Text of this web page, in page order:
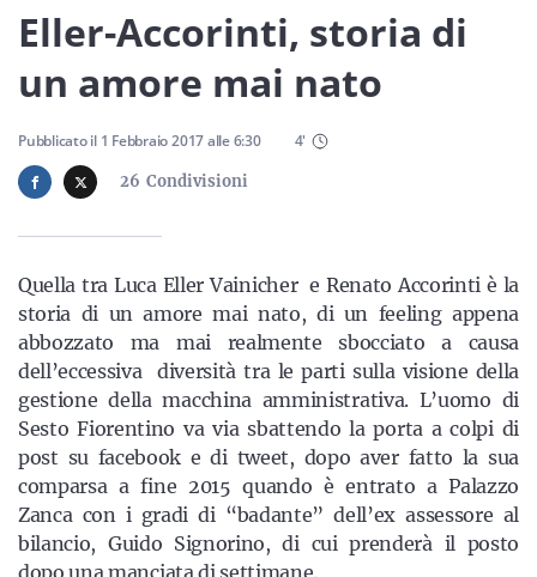
Economia
Sport
Servizi
Resta sempre aggiornato con le ultime news, iscriviti alla
nostra newsletter
Iscriviti
Eller-Accorinti, storia di
un amore mai nato
26 Condivisioni
Pubblicato il 1 Febbraio 2017alle6:30 4'
Quella tra Luca Eller Vainicher e Renato Accorinti è la
storia di un amore mai nato, di un feeling appena
abbozzato ma mai realmente sbocciato a causa
dell’eccessiva diversità tra le parti sulla visione della
gestione della macchina amministrativa. L’uomo di
Sesto Fiorentino va via sbattendo la porta a colpi di
post su facebook e di tweet, dopo aver fatto la sua
comparsa a fine 2015 quando è entrato a Palazzo
Zanca con i gradi di “badante” dell’ex assessore al
bilancio, Guido Signorino, di cui prenderà il posto
dopo una manciata di settimane.